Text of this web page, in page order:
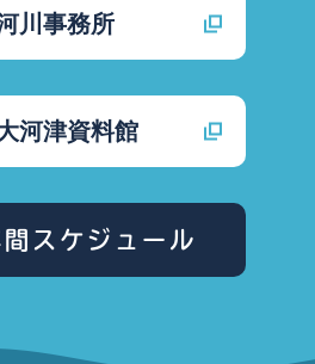
川事務所
河津資料館
間スケジュール